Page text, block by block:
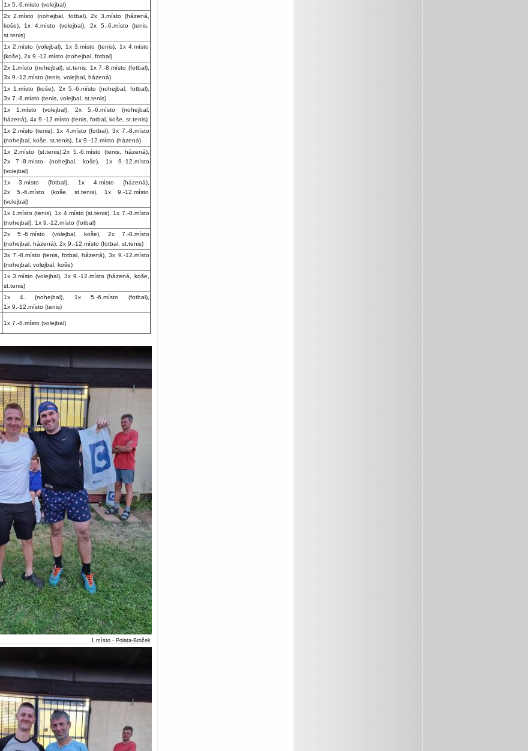
1x 5.-6.místo (volejbal)
2x 2.místo (nohejbal, fotbal), 2x 3.místo (házená,
koše), 1x 4.místo (volejbal), 2x 5.-6.místo (tenis,
st.tenis)
1x 2.místo (volejbal), 1x 3.místo (tenis), 1x 4.místo
(koše), 2x 9.-12.místo (nohejbal, fotbal)
2x 1.místo (nohejbal), st.tenis, 1x 7.-8.místo (fotbal),
3x 9.-12.místo (tenis, volejbal, házená)
1x 1.místo (koše), 2x 5.-6.místo (nohejbal, fotbal),
3x 7.-8.místo (tenis, volejbal, st.tenis)
1x 1.místo (volejbal), 2x 5.-6.místo (nohejbal,
házená), 4x 9.-12.místo (tenis, fotbal, koše, st.tenis)
1x 2.místo (tenis), 1x 4.místo (fotbal), 3x 7.-8.místo
(nohejbal, koše, st.tenis), 1x 9.-12.místo (házená)
1x 2.místo (st.tenis),2x 5.-6.místo (tenis, házená),
2x 7.-8.místo (nohejbal, koše), 1x 9.-12.místo
(volejbal)
1x 3.místo (fotbal), 1x 4.místo (házená),
2x 5.-6.místo (koše, st.tenis), 1x 9.-12.místo
(volejbal)
1x 1.místo (tenis), 1x 4.místo (st.tenis), 1x 7.-8.místo
(nohejbal), 1x 9.-12.místo (fotbal)
2x 5.-6.místo (volejbal, koše), 2x 7.-8.místo
(nohejbal, házená), 2x 9.-12.místo (fotbal, st.tenis)
3x 7.-8.místo (tenis, fotbal, házená), 3x 9.-12.místo
(nohejbal, volejbal, koše)
1x 3.místo (volejbal), 3x 9.-12.místo (házená, koše,
st.tenis)
1x 4. (nohejbal), 1x 5.-6.místo (fotbal),
1x 9.-12.místo (tenis)
1x 7.-8.místo (volejbal)
1.místo - Polata-Brožek